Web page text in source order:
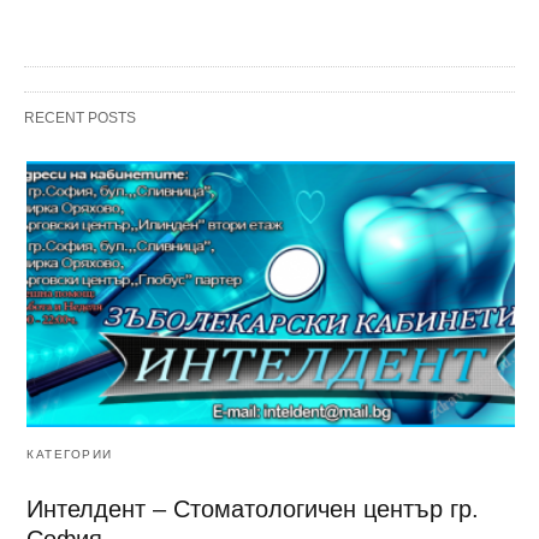
RECENT POSTS
КАТЕГОРИИ
Интелдент – Стоматологичен център гр.